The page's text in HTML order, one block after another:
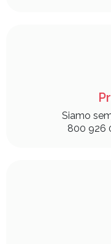
Siamo
800 926